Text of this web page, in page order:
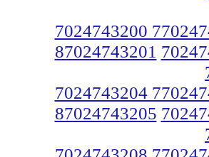
7024743200
87024743201
7024743204
87024743205